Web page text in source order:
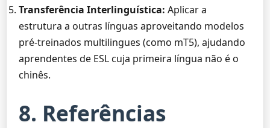
Transferência Interlinguística: Aplicar a
estrutura a outras línguas aproveitando modelos
pré-treinados multilingues (como mT5), ajudando
aprendentes de ESL cuja primeira língua não é o
chinês.
8. Referências